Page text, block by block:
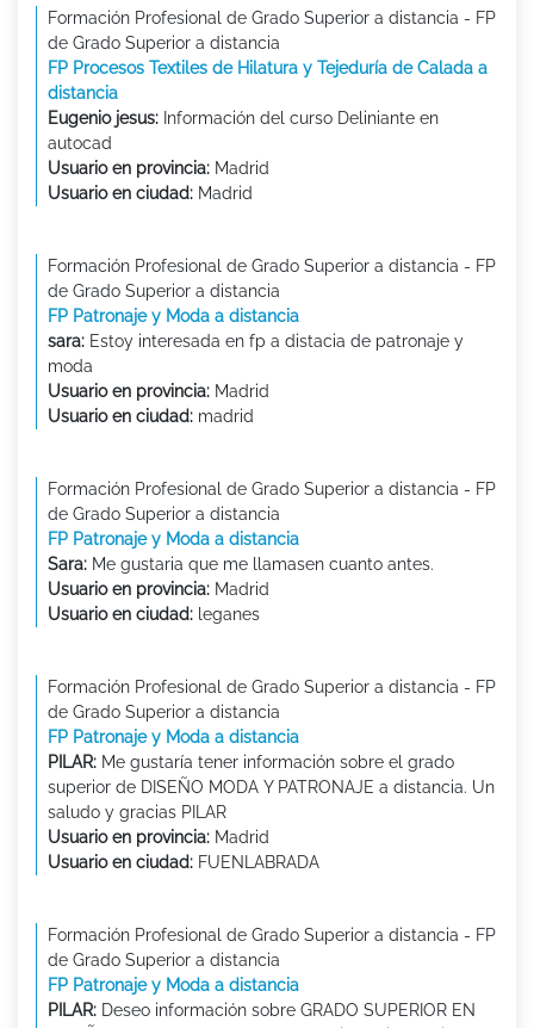
Formación Profesional de Grado Superior a distancia - FP
de Grado Superior a distancia
FP Procesos Textiles de Hilatura y Tejeduría de Calada a
distancia
Eugenio jesus: Información del curso Deliniante en
autocad
Usuario en provincia: Madrid
Usuario en ciudad: Madrid
Formación Profesional de Grado Superior a distancia - FP
de Grado Superior a distancia
FP Patronaje y Moda a distancia
sara: Estoy interesada en fp a distacia de patronaje y
moda
Usuario en provincia: Madrid
Usuario en ciudad: madrid
Formación Profesional de Grado Superior a distancia - FP
de Grado Superior a distancia
FP Patronaje y Moda a distancia
Sara: Me gustaria que me llamasen cuanto antes.
Usuario en provincia: Madrid
Usuario en ciudad: leganes
Formación Profesional de Grado Superior a distancia - FP
de Grado Superior a distancia
FP Patronaje y Moda a distancia
PILAR: Me gustaría tener información sobre el grado
superior de DISEÑO MODA Y PATRONAJE a distancia. Un
saludo y gracias PILAR
Usuario en provincia: Madrid
Usuario en ciudad: FUENLABRADA
Formación Profesional de Grado Superior a distancia - FP
de Grado Superior a distancia
FP Patronaje y Moda a distancia
PILAR: Deseo información sobre GRADO SUPERIOR EN